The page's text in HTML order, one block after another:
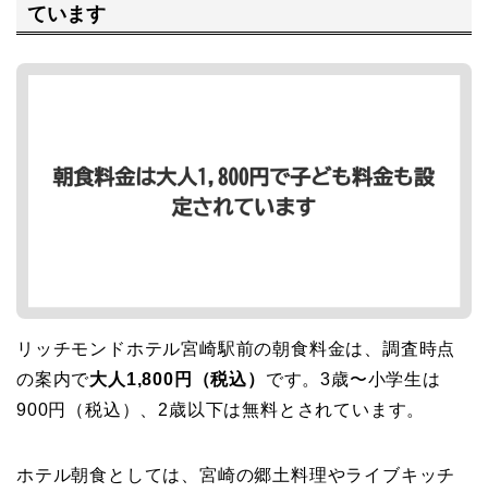
ています
リッチモンドホテル宮崎駅前の朝食料金は、調査時点
の案内で大人1,800円（税込） です。3歳〜小学生は
900円（税込）、2歳以下は無料とされています。
ホテル朝食としては、宮崎の郷土料理やライブキッチ